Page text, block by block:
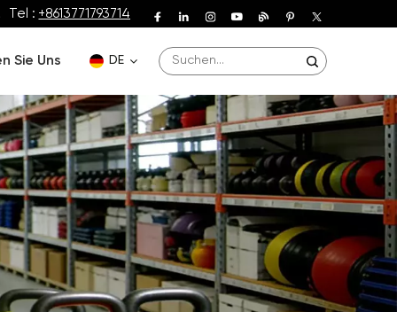
Tel : +8613771793714
Sie Uns DE
English
Deutsch
Español
Français
Português